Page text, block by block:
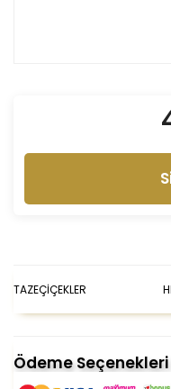
TAZEÇİÇEKLER
Ödeme Seçenekleri